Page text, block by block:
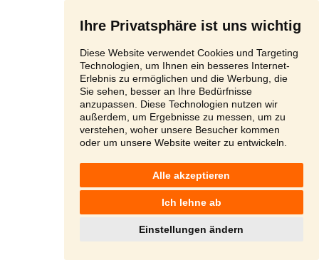
Ihre Privatsphäre ist uns wichtig
Diese Website verwendet Cookies und Targeting
Technologien, um Ihnen ein besseres Internet-
Erlebnis zu ermöglichen und die Werbung, die
Sie sehen, besser an Ihre Bedürfnisse
anzupassen. Diese Technologien nutzen wir
außerdem, um Ergebnisse zu messen, um zu
verstehen, woher unsere Besucher kommen
oder um unsere Website weiter zu entwickeln.
Alle akzeptieren
Ich lehne ab
Einstellungen ändern